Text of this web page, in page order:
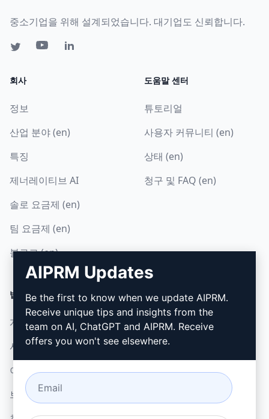
중소기업을 위해 설계되었습니다. 대기업도 신뢰합니다.
회사
정보
산업 분야 (en)
특징
제너레이티브 AI
솔로 요금제 (en)
팀 요금제 (en)
블로그 (en)
도움말 센터
튜토리얼
사용자 커뮤니티 (en)
상태 (en)
청구 및 FAQ (en)
법률
개인정보 보호정책 (en)
사용 제한 정책 (en)
이용 약관 (en)
브라우저 확장 약관 (en)
다운로드
설치 방법
Google 크롬
Microsoft Edge
AIPRM Updates
Be the first to know when we update AIPRM.
Receive unique tips and insights from the
team on AI, ChatGPT and AIPRM. Receive
offers you won't see elsewhere.